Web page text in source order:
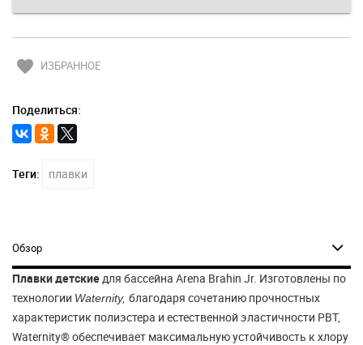
favorite ИЗБРАННОЕ
Поделиться:
Теги: плавки
Обзор
Плавки детские для бассейна Arena Brahin Jr. Изготовлены по
технологии Waternity, благодаря сочетанию прочностных
характеристик полиэстера и естественной эластичности PBT,
Waternity® обеспечивает максимальную устойчивость к хлору